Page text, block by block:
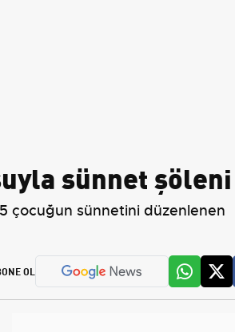
sünnet şöleni
çocuğun sünnetini düzenlenen
OL